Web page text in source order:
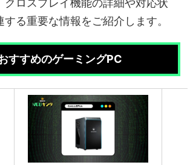
クロスプレイ機能の詳細や対応状
る重要な情報をご紹介します。
すすめのゲーミングPC